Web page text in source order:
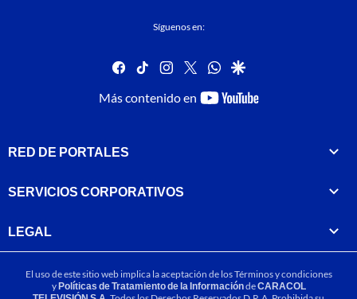
Síguenos en:
facebook
tiktok instagram
twitterwhatsapp
google
Más contenido en
youtube-
RED DE PORTALES
SERVICIOS CORPORATIVOS
LEGAL
El uso de este sitio web implica la aceptación de losTérminos y condiciones
yPolíticas de Tratamiento de la InformacióndeCARACOL